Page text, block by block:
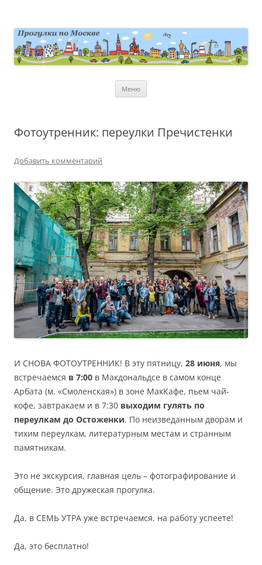
Меню
Фотоутренник: переулки Пречистенки
Добавить комментарий
И СНОВА ФОТОУТРЕННИК! В эту пятницу, 28 июня, мы
встречаемся в 7:00 в Макдональдсе в самом конце
Арбата (м. «Смоленская») в зоне МакКафе, пьем чай-
кофе, завтракаем и в 7:30 выходим гулять по
переулкам до Остоженки. По неизведанным дворам и
тихим переулкам, литературным местам и странным
памятникам.
Это не экскурсия, главная цель – фотографирование и
общение. Это дружеская прогулка.
Да, в СЕМЬ УТРА уже встречаемся, на работу успеете!
Да, это бесплатно!